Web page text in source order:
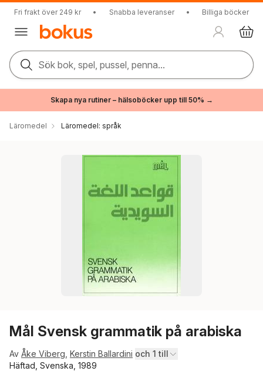
Fri frakt över 249 kr • Snabba leveranser • Billiga böcker
Sök bok, spel, pussel, penna...
Skapa nya rutiner – hälsoböcker upp till 50% →
Läromedel Läromedel: språk
Mål Svensk grammatik på arabiska
Av Åke Viberg Kerstin Ballardini och 1 till
Häftad, Svenska, 1989